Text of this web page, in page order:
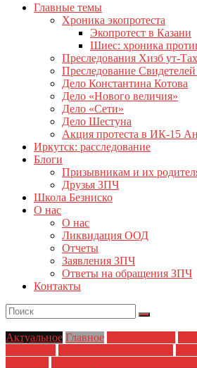
Главные темы
Хроника экопротеста
Экопротест в Казани
Шиес: хроника
Преследования Хизб ут-
Преследование
Дело Константина Котова
Дело «Нового величия»
Дело «Сети»
Дело Шестуна
Акция протеста в ИК-15
Иркутск: расследование
Блоги
Призывникам и их
Друзья ЗПЧ
Школа Безниско
О нас
О нас
Ликвидация ООД
Отчеты
Заявления ЗПЧ
Ответы на обращения ЗПЧ
Контакты
Актуальное Главное